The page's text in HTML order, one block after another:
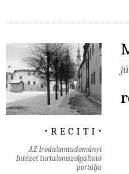
‧ r e c i t i ‧
AZ Irodalomtudományi
Intézet tartalomszolgáltató
portálja